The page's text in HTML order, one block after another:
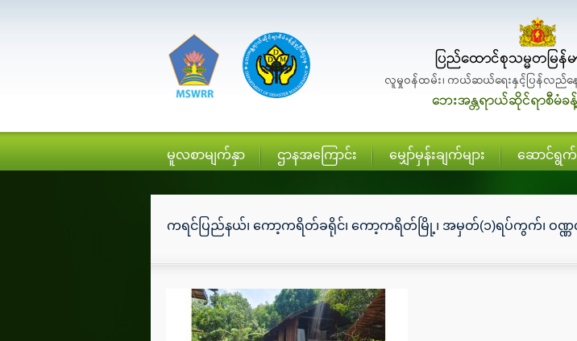
မူလစာမျက်နှာ ဌာနအကြောင်း မျှော်မှန်းချက်များ ဆောင်ရွက်
ကရင်ပြည်နယ်၊ ကော့ကရိတ်ခရိုင်၊ ကော့ကရိတ်မြို့၊ အမှတ်(၁)ရပ်ကွက်၊ ဝဏ္